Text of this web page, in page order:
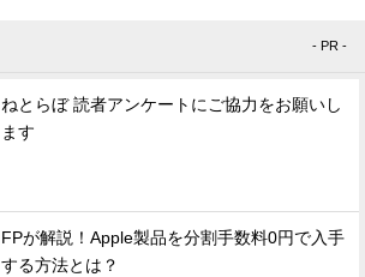
- PR -
ねとらぼ 読者アンケートにご協力をお願いし
ます
FPが解説！Apple製品を分割手数料0円で入手
する方法とは？